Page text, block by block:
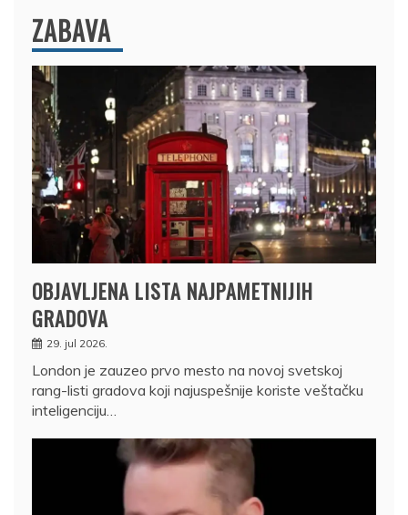
ZABAVA
OBJAVLJENA LISTA NAJPAMETNIJIH
GRADOVA
29. jul 2026.
London je zauzeo prvo mesto na novoj svetskoj
rang-listi gradova koji najuspešnije koriste veštačku
inteligenciju…